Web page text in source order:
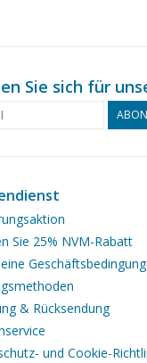
Sie sich für
Sie 25% NVM-Rabatt
& Rücksendung
und Cookie-